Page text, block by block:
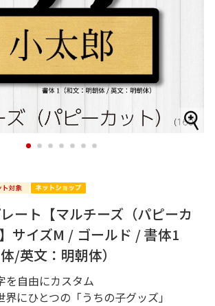
1 2 3 4 5 6 7
ート【マルチーズ（パピーカ
サイズM / ゴールド / 書体1
/英文：明朝体）
自由にカスタム
にひとつの「うちの子グッズ」